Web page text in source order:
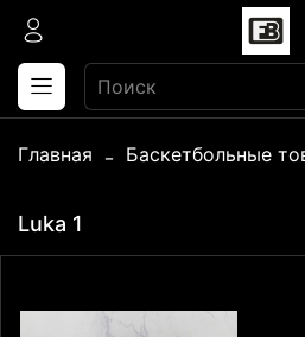
Главная Баскетбольные
Luka 1